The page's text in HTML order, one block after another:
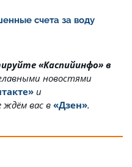
счета за воду
«Каспийинфо» в
новостями
и
вас в«Дзен».